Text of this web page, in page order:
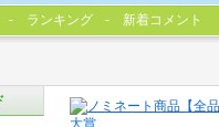
ランキング 新着コメント